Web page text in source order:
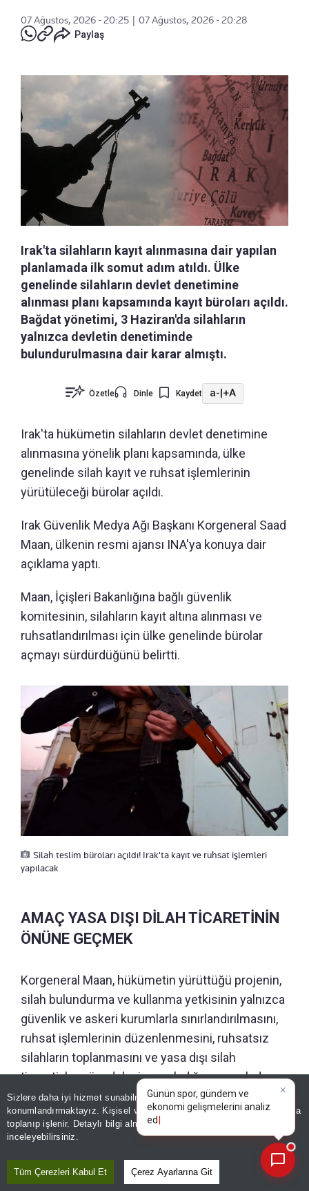
Sizlere daha iyi hizmet sunabilmek adına sitemizdeçerez
konumlandırmaktayız. Kişisel verileriniz, KVKK ve GDPR kapsamında
toplanıp işlenir. Detaylı bilgi almak için
inceleyebilirsiniz.
Tüm Çerezleri Kabul Et Çerez Ayarlarına Git
07 Ağustos, 2026 - 20:25 | 07 Ağustos, 2026 - 20:28
Paylaş
Irak'ta silahların kayıt alınmasına dair yapılan
planlamada ilk somut adım atıldı. Ülke
genelinde silahların devlet denetimine
alınması planı kapsamında kayıt büroları açıldı.
Bağdat yönetimi, 3 Haziran'da silahların
yalnızca devletin denetiminde
bulundurulmasına dair karar almıştı.
Özetle Dinle Kaydet a- +A
Irak'ta hükümetin silahların devlet denetimine
alınmasına yönelik planı kapsamında, ülke
genelinde silah kayıt ve ruhsat işlemlerinin
yürütüleceği bürolar açıldı.
Irak Güvenlik Medya Ağı Başkanı Korgeneral Saad
Maan, ülkenin resmi ajansı INA'ya konuya dair
açıklama yaptı.
Maan, İçişleri Bakanlığına bağlı güvenlik
komitesinin, silahların kayıt altına alınması ve
ruhsatlandırılması için ülke genelinde bürolar
açmayı sürdürdüğünü belirtti.
Silah teslim büroları açıldı! Irak'ta kayıt ve ruhsat işlemleri
yapılacak
AMAÇ YASA DIŞI DİLAH TİCARETİNİN
ÖNÜNE GEÇMEK
Korgeneral Maan, hükümetin yürüttüğü projenin,
silah bulundurma ve kullanma yetkisinin yalnızca
güvenlik ve askeri kurumlarla sınırlandırılmasını,
ruhsat işlemlerinin düzenlenmesini, ruhsatsız
silahların toplanmasını ve yasa dışı silah
ticaretiyle mücadeleyi amaçladığını vurguladı.
GÜNÜN ÖZETİ
×
Günün spor, gündem ve
ekonomi gelişmelerini analiz
edin!